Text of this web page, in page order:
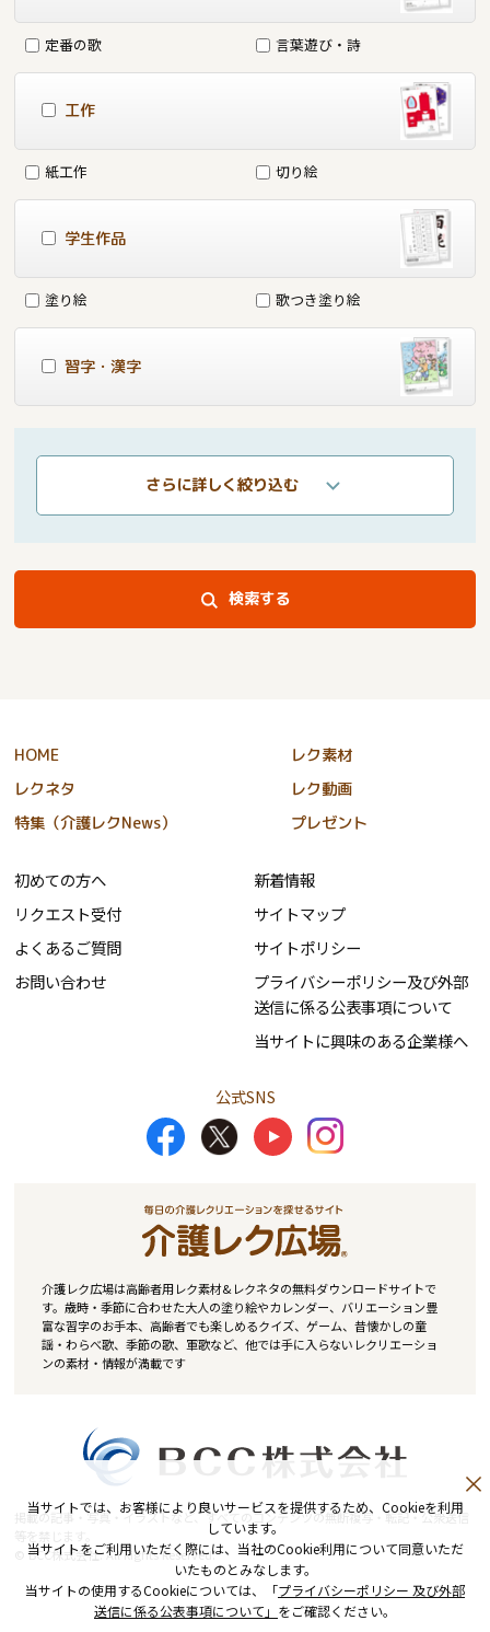
定番の歌 言葉遊び・詩
工作
紙工作 切り絵
学生作品
塗り絵 歌つき塗り絵
習字・漢字
さらに詳しく絞り込む
検索する
HOME
レク素材
レクネタ
レク動画
特集（介護レクNews）
プレゼント
初めての方へ
リクエスト受付
よくあるご質問
お問い合わせ
新着情報
サイトマップ
サイトポリシー
プライバシーポリシー及び外部
送信に係る公表事項について
当サイトに興味のある企業様へ
公式SNS
介護レク広場は高齢者用レク素材&レクネタの無料ダウンロードサイトで
す。歳時・季節に合わせた大人の塗り絵やカレンダー、バリエーション豊
富な習字のお手本、高齢者でも楽しめるクイズ、ゲーム、昔懐かしの童
謡・わらべ歌、季節の歌、軍歌など、他では手に入らないレクリエーショ
ンの素材・情報が満載です
掲載の記事・写真・イラストなど、すべてのコンテンツの無断複写・転記・公衆送信
© BCC株式会社. All Rights Reserved.
当サイトでは、お客様により良いサービスを提供するため、Cookieを利用
しています。
当サイトをご利用いただく際には、当社のCookie利用について同意いただ
いたものとみなします。
当サイトの使用するCookieについては、「プライバシーポリシー 及び外部
送信に係る公表事項について」 をご確認ください。